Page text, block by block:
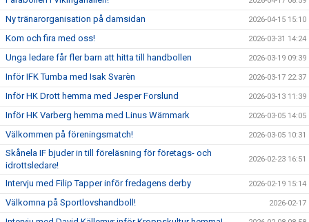
Ny tränarorganisation på damsidan 2026-04-15 15:10
Kom och fira med oss! 2026-03-31 14:24
Unga ledare får fler barn att hitta till handbollen 2026-03-19 09:39
Inför IFK Tumba med Isak Svarèn 2026-03-17 22:37
Inför HK Drott hemma med Jesper Forslund 2026-03-13 11:39
Inför HK Varberg hemma med Linus Wärnmark 2026-03-05 14:05
Välkommen på föreningsmatch! 2026-03-05 10:31
Skånela IF bjuder in till föreläsning för företags- och
idrottsledare!
2026-02-23 16:51
Intervju med Filip Tapper inför fredagens derby 2026-02-19 15:14
Välkomna på Sportlovshandboll! 2026-02-17